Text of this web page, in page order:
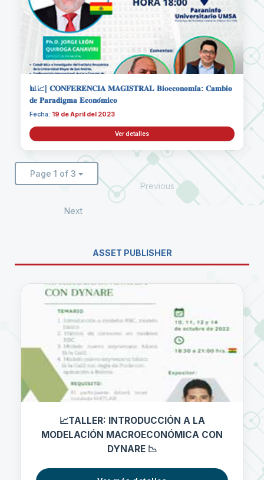
📊📈| 𝐂𝐎𝐍𝐅𝐄𝐑𝐄𝐍𝐂𝐈𝐀 𝐌𝐀𝐆𝐈𝐒𝐓𝐑𝐀𝐋 𝐁𝐢𝐨𝐞𝐜𝐨𝐧𝐨𝐦𝐢́𝐚: 𝐂𝐚𝐦𝐛𝐢𝐨
𝐝𝐞 𝐏𝐚𝐫𝐚𝐝𝐢𝐠𝐦𝐚 𝐄𝐜𝐨𝐧𝐨́𝐦𝐢𝐜𝐨
Fecha: 19 de April del 2023
Ver detalles
Page 1 of 3
Previous
Next
ASSET PUBLISHER
📈TALLER: INTRODUCCIÓN A LA
MODELACIÓN MACROECONÓMICA CON
DYNARE 📉